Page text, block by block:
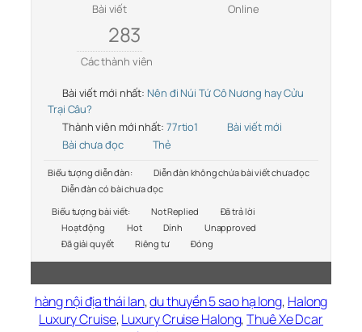
Bài viết Online
283
Các thành viên
Bài viết mới nhất: Nên đi Núi Tứ Cô Nương hay Cửu
Trại Câu?
Thành viên mới nhất: 77rtio1
Bài viết mới
Bài chưa đọc
Thẻ
Biểu tượng diễn đàn:
Diễn đàn không chứa bài viết chưa đọc
Diễn đàn có bài chưa đọc
Biểu tượng bài viết:
Not Replied
Đã trả lời
Hoạt động
Hot Dính
Unapproved
Đã giải quyết
Riêng tư Đóng
hàng nội địa thái lan,du thuyền 5 sao hạ long, Halong
Luxury Cruise,Luxury Cruise Halong,Thuê Xe Dcar